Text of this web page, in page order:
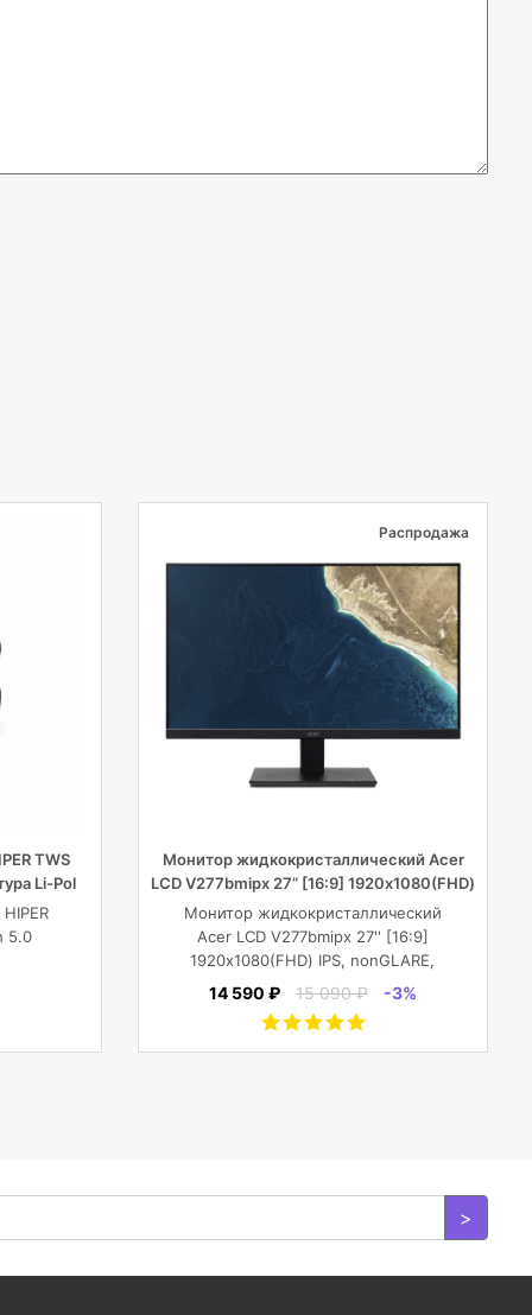
TWS
Li-Pol
5.0
Монитор жидкокристаллический Acer
LCD V277bmipx 27” [16:9] 1920х1080(FHD)
IPS
Монитор жидкокристаллический
Acer LCD V277bmipx 27'' [16:9]
1920х1080(FHD) IPS, nonGLARE,
250cd/m2, H178°/V178°, 3000:1,
DP, Tilt, Speakers, 3Y, Black
14 590 ₽ 15 090 ₽ -3%
Распродажа
>